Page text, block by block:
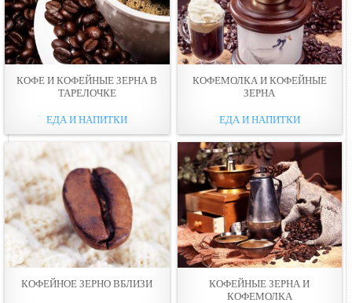
КОФЕ И КОФЕЙНЫЕ ЗЕРНА В
ТАРЕЛОЧКЕ
ЕДА И НАПИТКИ
КОФЕМОЛКА И КОФЕЙНЫЕ
ЗЕРНА
ЕДА И НАПИТКИ
КОФЕЙНОЕ ЗЕРНО ВБЛИЗИ
КОФЕЙНЫЕ ЗЕРНА И
КОФЕМОЛКА